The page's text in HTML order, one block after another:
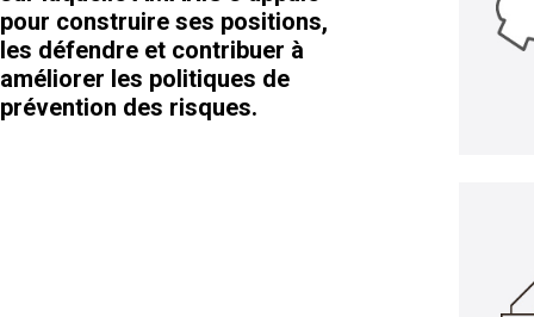
pour construire ses positions,
les défendre et contribuer à
améliorer les politiques de
prévention des risques.